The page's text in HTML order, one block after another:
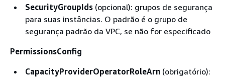
SecurityGroupIds (opcional): grupos de segurança
para suas instâncias. O padrão é o grupo de
segurança padrão da VPC, se não for especificado
PermissionsConfig
CapacityProviderOperatorRoleArn (obrigatório):